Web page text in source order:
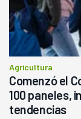
Agricultura
Comenzó el
100 paneles,
tendencias